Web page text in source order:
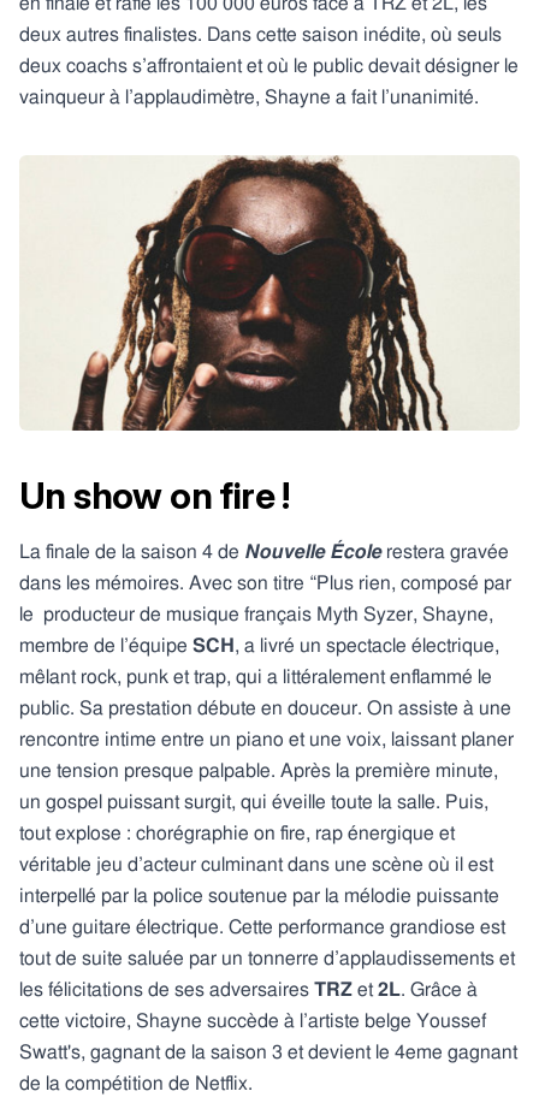
en finale et rafle les 100 000 euros face à TRZ et 2L, les
deux autres finalistes. Dans cette saison inédite, où seuls
deux coachs s’affrontaient et où le public devait désigner le
vainqueur à l’applaudimètre, Shayne a fait l’unanimité.
Un show on fire !
La finale de la saison 4 de Nouvelle Écolerestera gravée
dans les mémoires. Avec son titre “Plus rien, composé par
le producteur de musique français Myth Syzer, Shayne,
membre de l’équipe SCH , a livré un spectacle électrique,
mêlant rock, punk et trap, qui a littéralement enflammé le
public. Sa prestation débute en douceur. On assiste à une
rencontre intime entre un piano et une voix, laissant planer
une tension presque palpable. Après la première minute,
un gospel puissant surgit, qui éveille toute la salle. Puis,
tout explose : chorégraphie on fire, rap énergique et
véritable jeu d’acteur culminant dans une scène où il est
interpellé par la police soutenue par la mélodie puissante
d’une guitare électrique. Cette performance grandiose est
tout de suite saluée par un tonnerre d’applaudissements et
les félicitations de ses adversaires TRZ et2L. Grâce à
cette victoire, Shayne succède à l’artiste belge Youssef
Swatt's, gagnant de la saison 3 et devient le 4eme gagnant
de la compétition de Netflix.